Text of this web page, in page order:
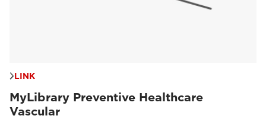
LINK
MyLibrary Preventive Healthcare
Vascular